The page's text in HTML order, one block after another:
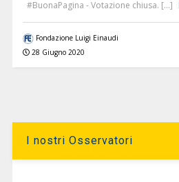
#BuonaPagina - Votazione chiusa. [...]
Fondazione Luigi Einaudi
28 Giugno 2020
I nostri Osservatori